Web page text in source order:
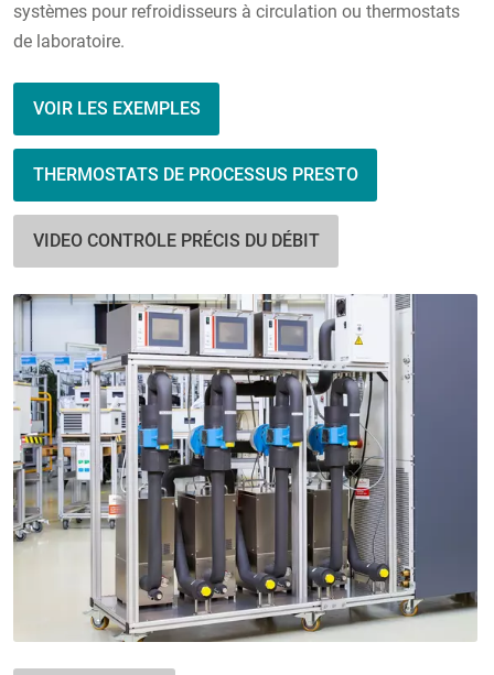
systèmes pour refroidisseurs à circulation ou thermostats
de laboratoire.
VOIR LES EXEMPLES
THERMOSTATS DE PROCESSUS PRESTO
VIDEO CONTRÔLE PRÉCIS DU DÉBIT